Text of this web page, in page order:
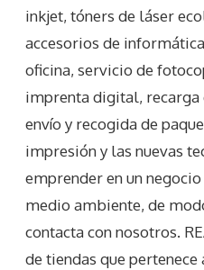
inkjet, tóners de láser
accesorios de
oficina, servicio de
imprenta digital, recarga
envío y recogida de
impresión y las nuevas
emprender en un
medio ambiente, de
contacta con nosotros.
de tiendas que